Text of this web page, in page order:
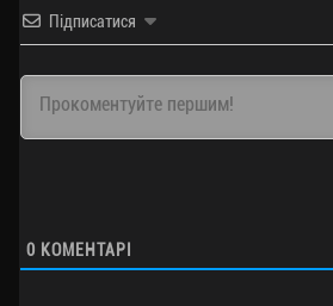
Підписатися
0 КОМЕНТАРІ